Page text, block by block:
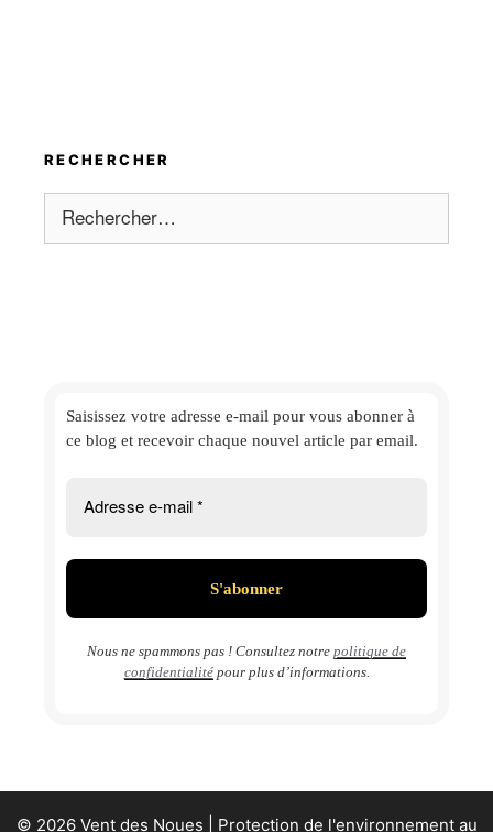
RECHERCHER
Saisissez votre adresse e-mail pour vous abonner à
ce blog et recevoir chaque nouvel article par email.
Nous ne spammons pas ! Consultez notre politique de
confidentialitépour plus d’informations.
© 2026 Vent des Noues | Protection de l'environnement au